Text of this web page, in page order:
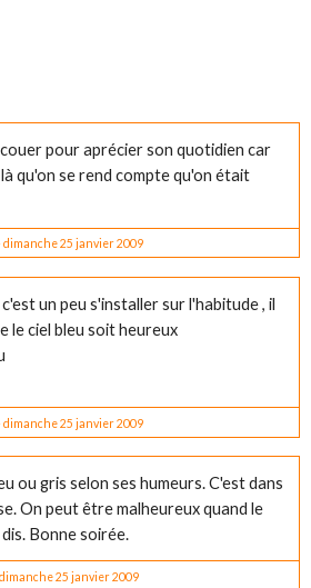
pour aprécier son quotidien car
qu'on se rend compte qu'on était
dimanche 25 janvier 2009
un peu s'installer sur l'habitude , il
le ciel bleu soit heureux
dimanche 25 janvier 2009
ou gris selon ses humeurs. C'est dans
On peut être malheureux quand le
Bonne soirée.
dimanche 25 janvier 2009